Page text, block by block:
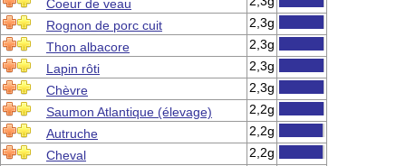
Coeur de veau
Rognon de porc cuit
2,3g
Thon albacore
2,3g
Lapin rôti
2,3g
Chèvre
2,3g
Saumon Atlantique (élevage)
2,2g
Autruche
2,2g
Cheval
2,2g